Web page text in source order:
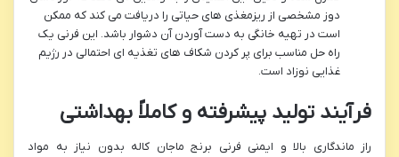
دوز مشخصی از ریزمغذی های حیاتی را دریافت می کند که ممکن
است در تهیه خانگی به دست آوردن آن دشوار باشد. این فرنی یک
راه حل مناسب برای پر کردن شکاف های تغذیه ای احتمالی در رژیم
غذایی نوزاد است.
فرآیند تولید پیشرفته و کاملاً بهداشتی
راز ماندگاری بالا و ایمنی فرنی برنج ماجان کاله بدون نیاز به مواد